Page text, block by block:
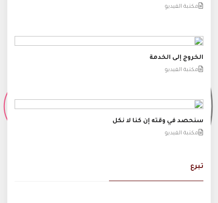
مكتبة الفيديو
الخروج إلى الخدمة
مكتبة الفيديو
سنحصد في وقته إن كنا لا نكل
مكتبة الفيديو
تبرع